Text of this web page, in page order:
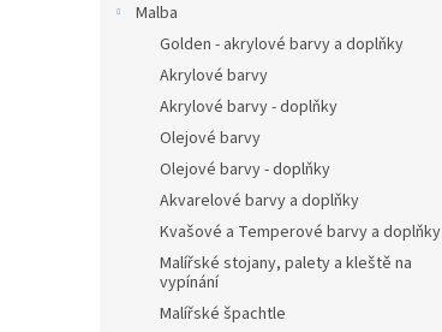
Malba
Golden - akrylové barvy a doplňky
Akrylové barvy
Akrylové barvy - doplňky
Olejové barvy
Olejové barvy - doplňky
Akvarelové barvy a doplňky
Kvašové a Temperové barvy a doplňky
Malířské stojany, palety a kleště na
vypínání
Malířské špachtle